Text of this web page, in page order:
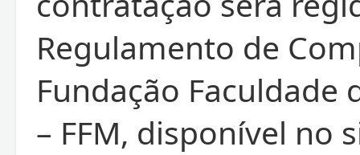
Regulamento de
Fundação Faculdade
– FFM, disponível no